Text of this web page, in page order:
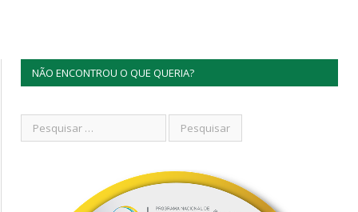
NÃO ENCONTROU O QUE QUERIA?